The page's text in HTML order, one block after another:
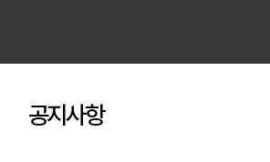
공지사항